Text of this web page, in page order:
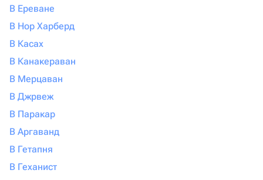
В Ереване
В Нор Харберд
В Касах
В Канакераван
В Мерцаван
В Джрвеж
В Паракар
В Аргаванд
В Гетапня
В Геханист